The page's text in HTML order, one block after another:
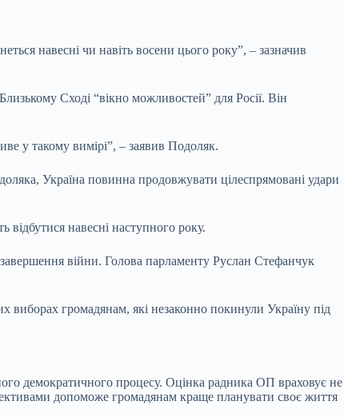
навесні чи навіть восени цього року”, – зазначив
Сході “вікно можливостей” для Росії. Він
у такому вимірі”, – заявив Подоляк.
Україна повинна продовжувати цілеспрямовані удари
навесні наступного року.
війни. Голова парламенту Руслан Стефанчук
виборах громадянам, які незаконно покинули Україну під
демократичного процесу. Оцінка радника ОП враховує не
допоможе громадянам краще планувати своє життя